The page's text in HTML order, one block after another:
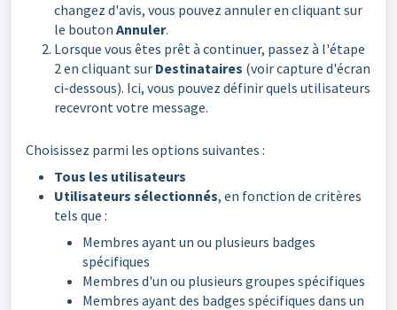
changez d'avis, vous pouvez annuler en cliquant sur
le bouton Annuler.
Lorsque vous êtes prêt à continuer, passez à l'étape
2 en cliquant sur Destinataires (voir capture d'écran
ci-dessous). Ici, vous pouvez définir quels utilisateurs
recevront votre message.
Choisissez parmi les options suivantes :
Tous les utilisateurs
Utilisateurs sélectionnés, en fonction de critères
tels que :
Membres ayant un ou plusieurs badges
spécifiques
Membres d'un ou plusieurs groupes spécifiques
Membres ayant des badges spécifiques dans un